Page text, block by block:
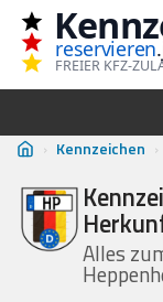
Zum
Inhalt
reservieren
FREIER KFZ-
› Kennzeichen ›
Alles